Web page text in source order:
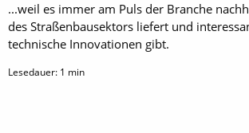
...weil es immer am Puls der Branche
des Straßenbausektors liefert und
technische Innovationen gibt.
Lesedauer: 1 min